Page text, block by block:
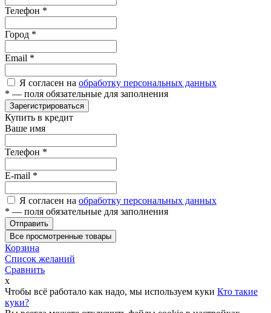
Телефон *
Город *
Email *
Я согласен на обработку персональных данных
* — поля обязательные для заполнения
Зарегистрироваться
Купить в кредит
Ваше имя
Телефон *
E-mail *
Я согласен на обработку персональных данных
* — поля обязательные для заполнения
Отправить
Все просмотренные товары
Корзина
Список желаний
Сравнить
x
Чтобы всё работало как надо, мы используем куки Кто такие
куки?